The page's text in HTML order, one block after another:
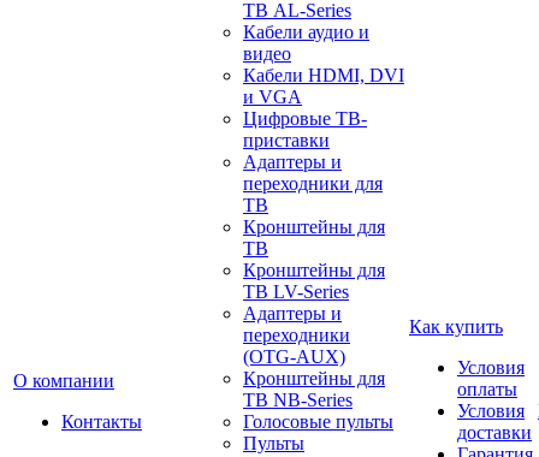
О компании
Контакты
ТВ AL-Series
Кабели аудио и
видео
Кабели HDMI, DVI
и VGA
Цифровые ТВ-
приставки
Адаптеры и
переходники для
ТВ
Кронштейны для
ТВ
Кронштейны для
ТВ LV-Series
Адаптеры и
переходники
(OTG-AUX)
Кронштейны для
ТВ NB-Series
Голосовые пульты
Пульты
Как купить
Условия
оплаты
Условия
доставки